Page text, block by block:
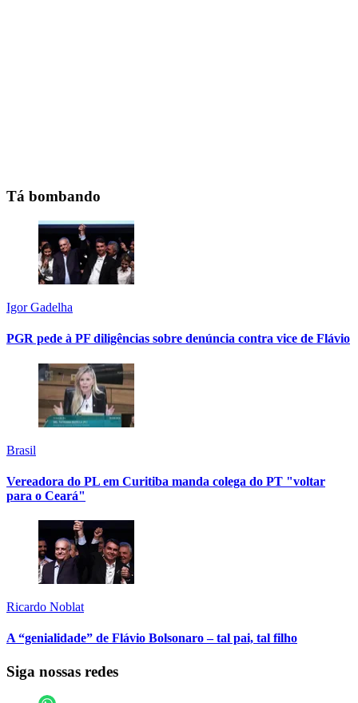
Tá bombando
Igor Gadelha
PGR pede à PF diligências sobre denúncia contra vice de Flávio
Brasil
Vereadora do PL em Curitiba manda colega do PT "voltar
para o Ceará"
Ricardo Noblat
A “genialidade” de Flávio Bolsonaro – tal pai, tal filho
Siga nossas redes